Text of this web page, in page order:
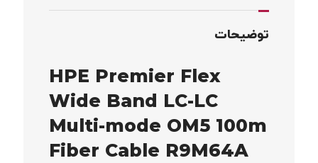
توضیحات
HPE Premier Flex
Wide Band LC-LC
Multi-mode OM5 100m
Fiber Cable R9M64A